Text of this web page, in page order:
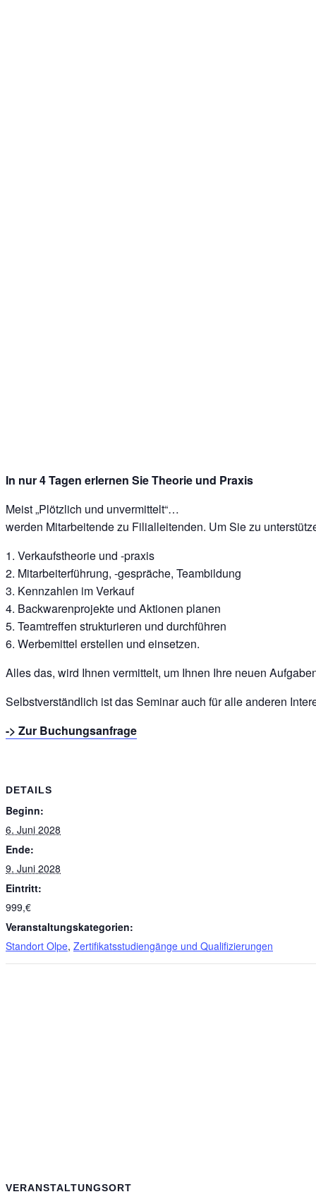
In nur 4 Tagen erlernen Sie Theorie und Praxis
Meist „Plötzlich und unvermittelt“…
werden Mitarbeitende zu Filialleitenden. Um Sie zu
1. Verkaufstheorie und -praxis
2. Mitarbeiterführung, -gespräche, Teambildung
3. Kennzahlen im Verkauf
4. Backwarenprojekte und Aktionen planen
5. Teamtreffen strukturieren und durchführen
6. Werbemittel erstellen und einsetzen.
Alles das, wird Ihnen vermittelt, um Ihnen Ihre neuen
Selbstverständlich ist das Seminar auch für alle anderen
-> Zur Buchungsanfrage
DETAILS
Beginn:
6. Juni 2028
Ende:
9. Juni 2028
Eintritt:
999,€
Veranstaltungskategorien:
Standort Olpe, Zertifikatsstudiengänge und Qualifizierungen
VERANSTALTUNGSORT